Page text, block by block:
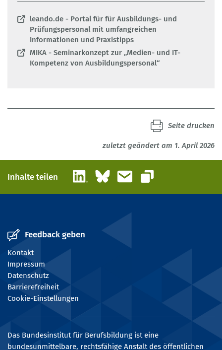
leando.de - Portal für für Ausbildungs- und
Prüfungspersonal mit umfangreichen
Informationen und Praxistipps
MIKA - Seminarkonzept zur „Medien- und IT-
Kompetenz von Ausbildungspersonal“
zuletzt geändert am 1. April 2026
Seite drucken
Inhalte teilen LinkedInBlueskyE-Mail
Link kopieren
Feedback geben
Kontakt
Impressum
Datenschutz
Barrierefreiheit
Cookie-Einstellungen
Das Bundesinstitut für Berufsbildung ist eine
bundesunmittelbare, rechtsfähige Anstalt des öffentlichen